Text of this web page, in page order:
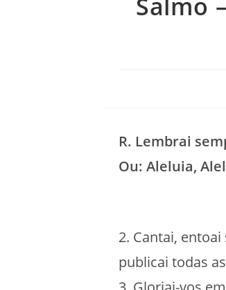
R. Lembrai
Ou: Aleluia,
2. Cantai,
publicai todas